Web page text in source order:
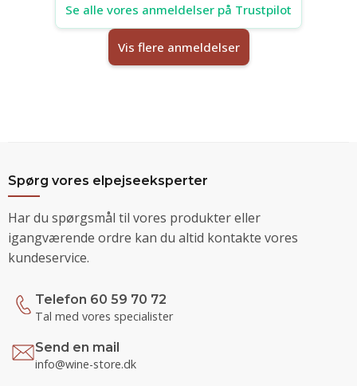
Se alle vores anmeldelser på Trustpilot
Vis flere anmeldelser
Spørg vores elpejseeksperter
Har du spørgsmål til vores produkter eller
igangværende ordre kan du altid kontakte vores
kundeservice.
Telefon 60 59 70 72
Tal med vores specialister
Send en mail
info@wine-store.dk